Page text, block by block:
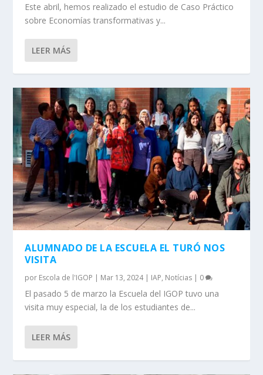
Este abril, hemos realizado el estudio de Caso Práctico
sobre Economías transformativas y...
LEER MÁS
ALUMNADO DE LA ESCUELA EL TURÓ NOS
VISITA
por Escola de l'IGOP | Mar 13, 2024| IAP, Notícias | 0
El pasado 5 de marzo la Escuela del IGOP tuvo una
visita muy especial, la de los estudiantes de...
LEER MÁS